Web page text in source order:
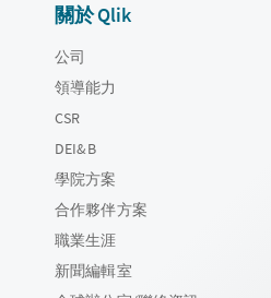
關於 Qlik
公司
領導能力
CSR
DEI&B
學院方案
合作夥伴方案
職業生涯
新聞編輯室